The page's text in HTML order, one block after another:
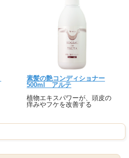
素髪の艶コンディショナー
500ml アルテ
植物エキスパワーが、頭皮の
痒みやフケを改善する